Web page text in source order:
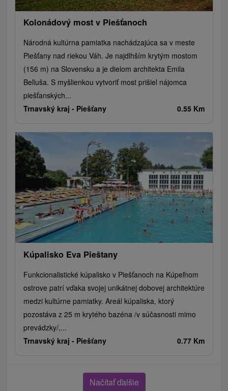
Kolonádový most v Piešťanoch
Národná kultúrna pamiatka nachádzajúca sa v meste
Piešťany nad riekou Váh. Je najdlhším krytým mostom
(156 m) na Slovensku a je dielom architekta Emila
Belluša. S myšlienkou vytvoriť most prišiel nájomca
piešťanských...
Trnavský kraj - Piešťany 0.55 Km
Kúpalisko Eva Pieštany
Funkcionalistické kúpalisko v Piešťanoch na Kúpeľnom
ostrove patrí vďaka svojej unikátnej dobovej architektúre
medzi kultúrne pamiatky. Areál kúpaliska, ktorý
pozostáva z 25 m krytého bazéna /v súčasnosti mimo
prevádzky/,...
Trnavský kraj - Piešťany 0.77 Km
Načítať ďalšie